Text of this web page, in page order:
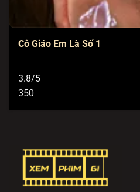
Cô Giáo Em Là Số 1
3.8/5
350